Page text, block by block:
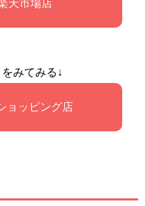
天市場店
みてみる↓
ョッピング店